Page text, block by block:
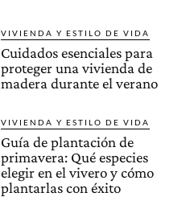
VIVIENDA Y ESTILO DE VIDA
Cuidados esenciales para
proteger una vivienda de
madera durante el verano
VIVIENDA Y ESTILO DE VIDA
Guía de plantación de
primavera: Qué especies
elegir en el vivero y cómo
plantarlas con éxito